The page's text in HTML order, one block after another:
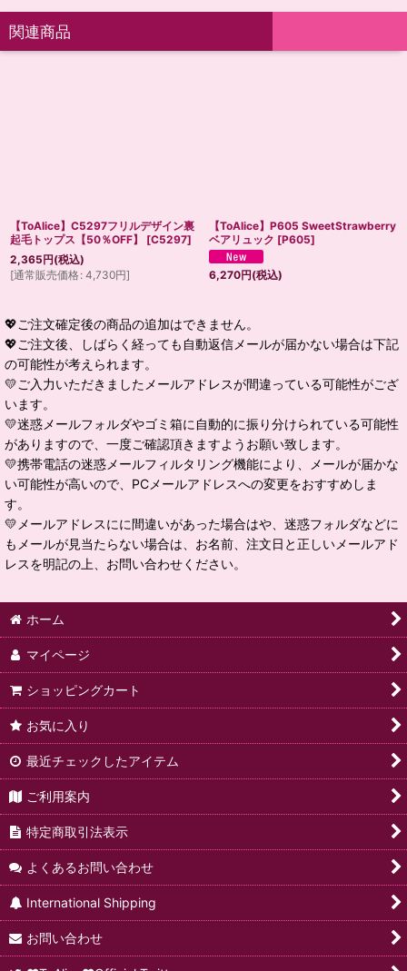
関連商品
【ToAlice】C5297フリルデザイン裏
起毛トップス【50％OFF】
[C5297]
2,365円(税込)
[通常販売価格: 4,730円]
【ToAlice】P605 SweetStrawberry
ベアリュック [P605]
6,270円(税込)
💖ご注文確定後の商品の追加はできません。
💖ご注文後、しばらく経っても自動返信メールが届かない場合は下記
の可能性が考えられます。
💛ご入力いただきましたメールアドレスが間違っている可能性がござ
います。
💛迷惑メールフォルダやゴミ箱に自動的に振り分けられている可能性
がありますので、一度ご確認頂きますようお願い致します。
💛携帯電話の迷惑メールフィルタリング機能により、メールが届かな
い可能性が高いので、PCメールアドレスへの変更をおすすめしま
す。
💛メールアドレスにに間違いがあった場合はや、迷惑フォルダなどに
もメールが見当たらない場合は、お名前、注文日と正しいメールアド
レスを明記の上、お問い合わせください。
ホーム
マイページ
ショッピングカート
お気に入り
最近チェックしたアイテム
ご利用案内
特定商取引法表示
よくあるお問い合わせ
International Shipping
お問い合わせ